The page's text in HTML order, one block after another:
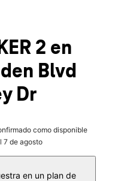
2 en
Blvd
Dr
como disponible
7 de agosto
en un plan de